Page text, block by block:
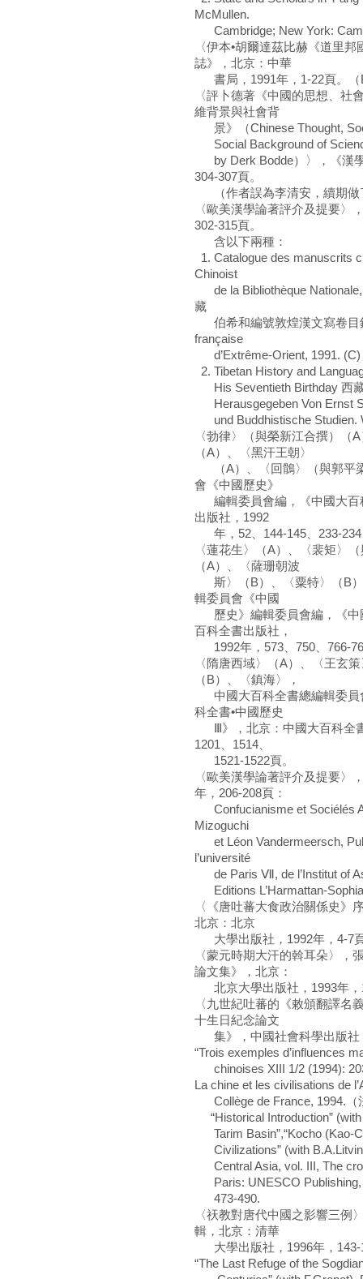
McMullen.
Cambridge; New York:
〈伊本•胡爾達茲比赫《道里
誌》，北京：中華
書局，1991年，1-22頁。（
〈評卜德著《中國的思想、
維背景與社會背
景》（Chinese Thought,
Social Background of
by Derk Bodde）〉，《漢
304-307頁。
（作者誤為李清安，續期做
〈歐美漢學論著評介及提要〉
302-315頁。
含以下兩種：
1. Catalogue des manuscrits
Chinoist
de la Bibliothèque Nationale,
藏
伯希和編號敦煌漢文寫卷目
française
d’Extrême-Orient, 1991. (C)
2. Tibetan History and
His Seventieth Birthday 西
Herausgegeben Von Ernst
und Buddhistische Studien.
〈勃律〉（與榮新江合撰）（
（A）、〈黑汗王朝〉
（A）、〈回鶻〉（與郭平
會《中國歷史》
編輯委員會編，《中國大百
出版社，1992
年，52、144-145、233-234
〈蓮花生〉（A）、〈裴矩〉
（A）、〈薩珊朝波
斯〉（B）、〈粟特〉（B）
輯委員會《中國
歷史》編輯委員會編，《中
百科全書出版社，
1992年，573、750、766-
〈隋唐西域〉（A）、〈王玄
（B）、〈鎮海〉，
中國大百科全書總編輯委員
科全書•中國歷史
Ⅲ》，北京：中國大百科全
1201、1514、
1521-1522頁。
〈歐美漢學論著評介及提要〉
年，206-208頁：
Confucianisme et Sociélés
Mizoguchi
et Léon Vandermeersch,
l’université
de Paris Ⅶ, de l’Institut of
Editions L’Harmattan-
〈《唐吐蕃大食政治關係史》
北京：北京
大學出版社，1992年，4-7
〈蒙元時期大汗的斡耳朵〉
論文集》，北京：
北京大學出版社，1993年，
〈九世紀吐蕃的《敕頒翻譯名
十生日紀念論文
集》，中國社會科學出版社
“Trois exemples d’influences
chinoises XIII 1/2 (1994):
La chine et les civilisations de
Collège de France, 1994.（
“Historical Introduction”
Tarim Basin”,“Kocho (Kao-
Civilizations” (with
Central Asia, vol. III, The
Paris: UNESCO Publishing,
473-490.
〈祆教對唐代中國之影響三例
輯，北京：清華
大學出版社，1996年，143-
“The Last Refuge of the